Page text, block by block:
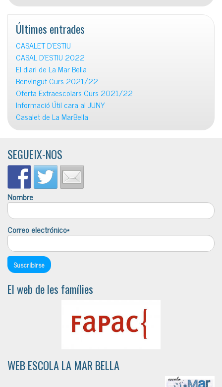
Últimes entrades
CASALET D’ESTIU
CASAL D’ESTIU 2022
El diari de La Mar Bella
Benvingut Curs 2021/22
Oferta Extraescolars Curs 2021/22
Informació Útil cara al JUNY
Casalet de La MarBella
SEGUEIX-NOS
Nombre
Correo electrónico*
El web de les famílies
WEB ESCOLA LA MAR BELLA